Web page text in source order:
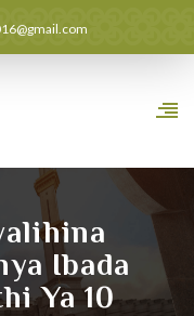
Ibada
Ya 10